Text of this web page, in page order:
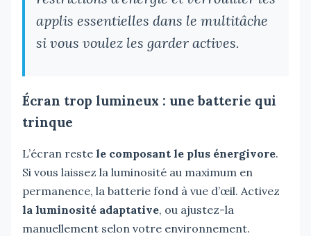
applis essentielles dans le multitâche
si vous voulez les garder actives.
Écran trop lumineux : une batterie qui
trinque
L’écran reste le composant le plus énergivore.
Si vous laissez la luminosité au maximum en
permanence, la batterie fond à vue d’œil. Activez
la luminosité adaptative, ou ajustez-la
manuellement selon votre environnement.